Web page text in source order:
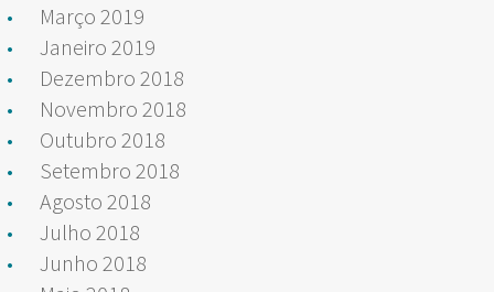
Março 2019
Janeiro 2019
Dezembro 2018
Novembro 2018
Outubro 2018
Setembro 2018
Agosto 2018
Julho 2018
Junho 2018